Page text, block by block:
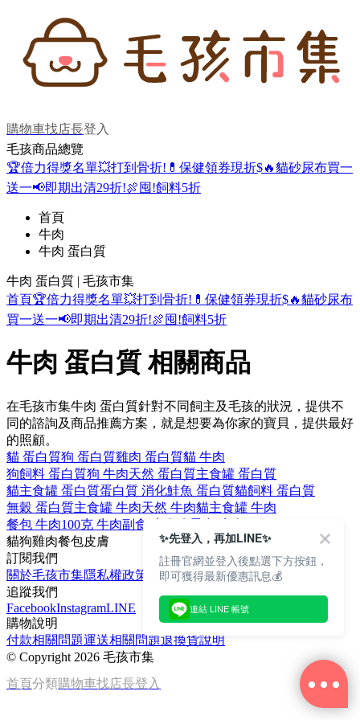
購物車找店長登入
毛孩商品總覽
🏆倍力得獎名單💥打到骨折! 💊保健領券現折$🔥貓砂尿布買一
送一📢即期出清29折!🍖囤!飼料5折
首頁
牛肉
牛肉 蛋白質
牛肉 蛋白質 | 毛孩市集
首頁🏆倍力得獎名單💥打到骨折! 💊保健領券現折$🔥貓砂尿布
買一送一📢即期出清29折!🍖囤!飼料5折
牛肉 蛋白質 相關商品
在毛孩市集牛肉 蛋白質針對不同飼主及毛孩的狀況，提供不
同的諮詢及商品推薦方案，就是想要為你家的寶貝，提供最好
的照顧。
貓 蛋白質狗 蛋白質雞肉 蛋白質貓 牛肉
狗飼料 蛋白質狗 牛肉天然 蛋白質主食罐 蛋白質
貓主食罐 蛋白質蛋白質 消化鮭魚 蛋白質貓飼料 蛋白質
無穀 蛋白質主食罐 牛肉天然 牛肉貓主食罐 牛肉
餐包 牛肉100克 牛肉副食 牛肉
貓狗雞肉餐包皮膚
訂閱我們
關於毛孩市集隱私權政策
文章
追蹤我們
FacebookInstagramLINE
購物說明
付款相關問題運送相關問題退換貨說明
© Copyright 2026 毛孩市集
首頁分類購物車找店長登入
✨先登入，再加LINE✨
註冊官網並登入後點選下方按鈕，
即可獲得最新優惠訊息💰
連結 LINE 帳號